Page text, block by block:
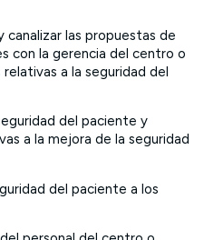
las propuestas de
con la gerencia del centro o
a la seguridad del
del paciente y
a la mejora de la seguridad
del paciente a los